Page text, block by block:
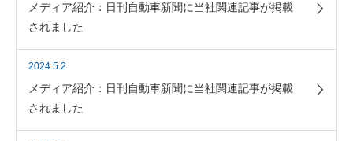
メディア紹介：日刊自動車新聞に当社関連記事が掲載
されました
2024.5.2
メディア紹介：日刊自動車新聞に当社関連記事が掲載
されました